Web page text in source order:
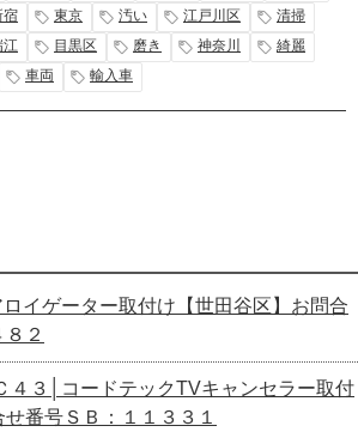
宿 東京 汚い 江戸川区
清掃
江 目黒区 磨き 神奈川
綺麗
車両 輸入車
ロイゲーター取付け【世田谷区】お問合
２
４３│コードテックTVキャンセラー取付
せ番号ＳＢ：１１３３１